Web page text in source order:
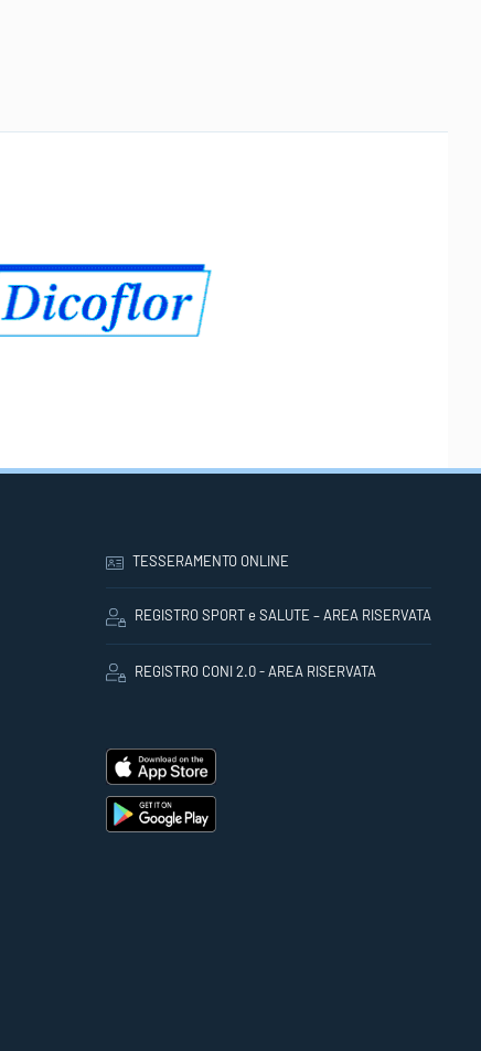
TESSERAMENTO ONLINE
REGISTRO SPORT e SALUTE – AREA RISERVATA
REGISTRO CONI 2.0 - AREA RISERVATA